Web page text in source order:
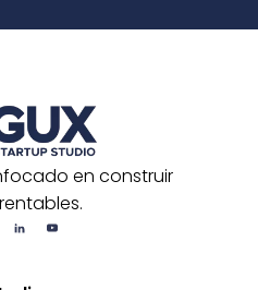
en construir